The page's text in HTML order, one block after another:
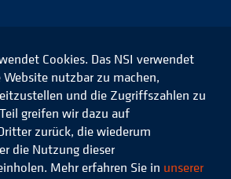
Das
NSI
auf
LinkedIn
Das
NSI
auf
Instagram
Das
Xing
Impressum
Cookies. Das NSI verwendet
Website nutzbar zu machen,
und die Zugriffszahlen zu
greifen wir dazu auf
zurück, die wiederum
die Nutzung dieser
Mehr erfahren Sie in unserer